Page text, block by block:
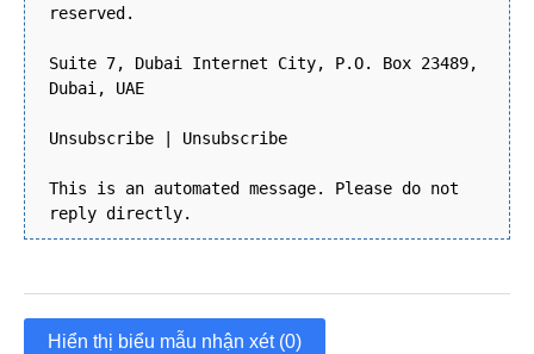
reserved.
Suite 7, Dubai Internet City, P.O. Box 23489,
Dubai, UAE
Unsubscribe | Unsubscribe
This is an automated message. Please do not
reply directly.
Hiển thị biểu mẫu nhận xét (0)